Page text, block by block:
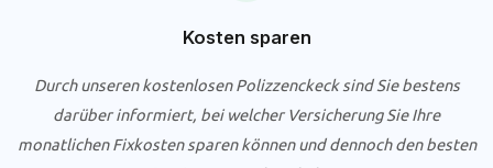
Kosten sparen
Durch unseren kostenlosen Polizzenckeck sind Sie bestens
darüber informiert, bei welcher Versicherung Sie Ihre
monatlichen Fixkosten sparen können und dennoch den besten